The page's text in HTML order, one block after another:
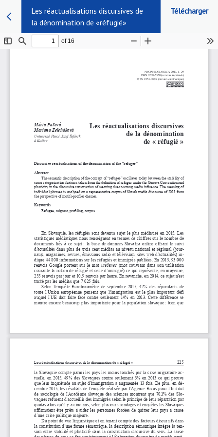
Les réactualisations discursives de
la dénomination de «réfugié»
Télécharger